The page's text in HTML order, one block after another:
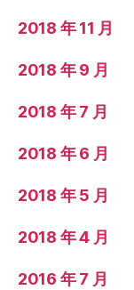
2018 年 11 月
2018 年 9 月
2018 年 7 月
2018 年 6 月
2018 年 5 月
2018 年 4 月
2016 年 7 月